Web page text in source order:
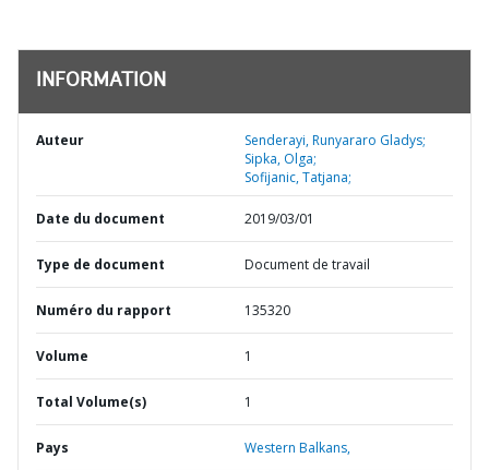
INFORMATION
Auteur
Senderayi, Runyararo Gladys;
Sipka, Olga;
Sofijanic, Tatjana;
Date du document 2019/03/01
Type de document Document de travail
Numéro du rapport 135320
Volume 1
Total Volume(s) 1
Pays Western Balkans,